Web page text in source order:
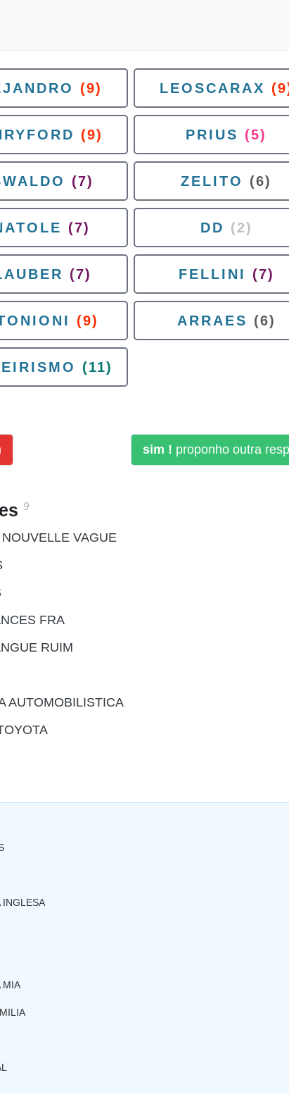
(9) LEOSCARAX
(9) PRIUS (5)
(7) ZELITO (6)
(7) DD (2)
(7) FELLINI (7)
(9) ARRAES (6)
(11)
sim ! proponho outra
9
VAGUE
FRA
RUIM
AUTOMOBILISTICA
INGLESA
MIA